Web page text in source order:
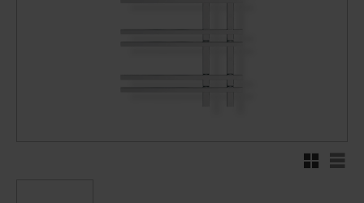
Rutnätsvy